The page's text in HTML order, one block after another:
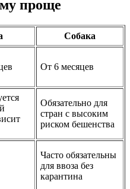
проще
Собака
От 6 месяцев
Обязательно для
стран с высоким
риском бешенства
Часто обязательны
для ввоза без
карантина